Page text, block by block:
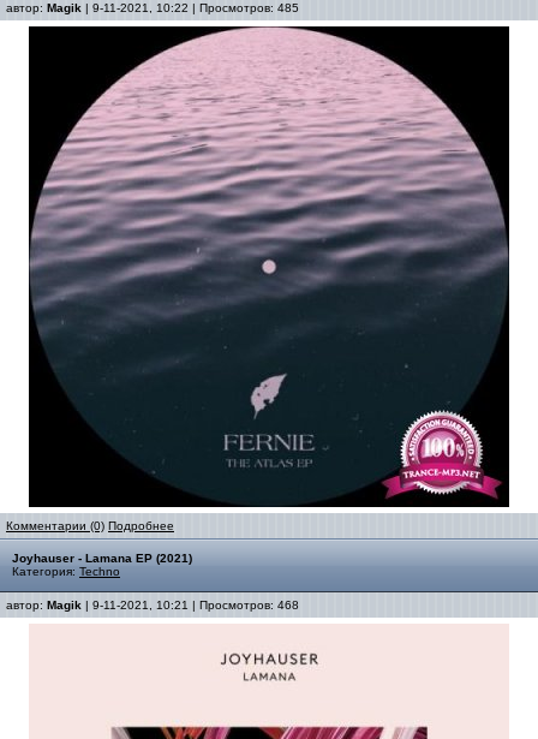
автор: Magik | 9-11-2021, 10:22 | Просмотров: 485
Комментарии (0) Подробнее
Joyhauser - Lamana EP (2021)
Категория: Techno
автор: Magik | 9-11-2021, 10:21 | Просмотров: 468